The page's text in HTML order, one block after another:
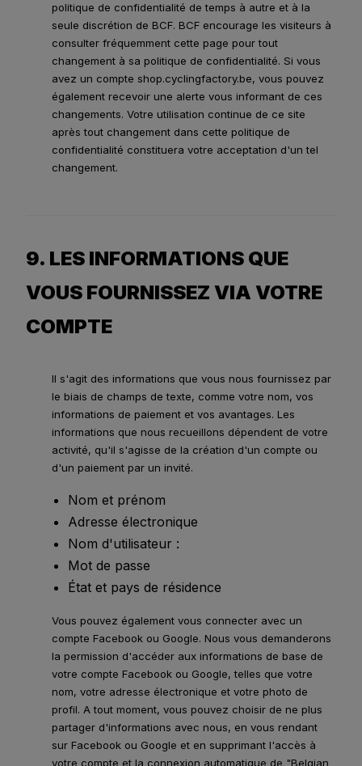
politique de confidentialité de temps à autre et à la
seule discrétion de BCF. BCF encourage les visiteurs à
consulter fréquemment cette page pour tout
changement à sa politique de confidentialité. Si vous
avez un compte shop.cyclingfactory.be, vous pouvez
également recevoir une alerte vous informant de ces
changements. Votre utilisation continue de ce site
après tout changement dans cette politique de
confidentialité constituera votre acceptation d'un tel
changement.
9. LES INFORMATIONS QUE
VOUS FOURNISSEZ VIA VOTRE
COMPTE
Il s'agit des informations que vous nous fournissez par
le biais de champs de texte, comme votre nom, vos
informations de paiement et vos avantages. Les
informations que nous recueillons dépendent de votre
activité, qu'il s'agisse de la création d'un compte ou
d'un paiement par un invité.
Nom et prénom
Adresse électronique
Nom d'utilisateur :
Mot de passe
État et pays de résidence
Vous pouvez également vous connecter avec un
compte Facebook ou Google. Nous vous demanderons
la permission d'accéder aux informations de base de
votre compte Facebook ou Google, telles que votre
nom, votre adresse électronique et votre photo de
profil. A tout moment, vous pouvez choisir de ne plus
partager d'informations avec nous, en vous rendant
sur Facebook ou Google et en supprimant l'accès à
votre compte et la connexion automatique de "Belgian